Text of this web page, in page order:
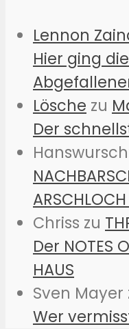
Lennon
Hier ging
Lösche zu
Der
Chriss zu
Der NOTES
HAUS
Sven Mayer
Wer